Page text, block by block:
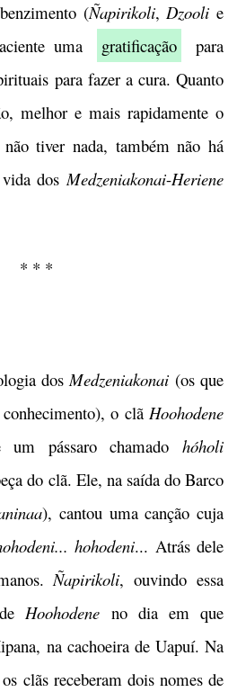
(Ñapirikoli,Dzooli e
uma gratificação
para
para fazer a cura. Quanto
melhor e mais rapidamente o
tiver nada, também não há
vida dosMedzeniakonai-Heriene
* * *
dosMedzeniakonai (os que
o clã Hoohodene
pássaro chamado hóholi
do clã. Ele, na saída do Barco
), cantou uma canção cuja
hohodeni... Atrás dele
Ñapirikoli, ouvindo essa
deHoohodene no dia em que
na cachoeira de Uapuí. Na
clãs receberam dois nomes de